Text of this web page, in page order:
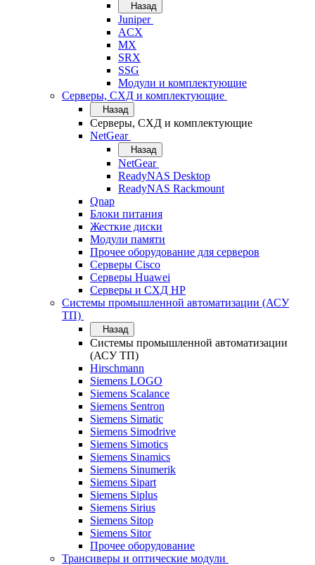
Назад
Juniper
ACX
MX
SRX
SSG
Модули и комплектующие
Серверы, СХД и комплектующие
Назад
Серверы, СХД и комплектующие
NetGear
Назад
NetGear
ReadyNAS Desktop
ReadyNAS Rackmount
Qnap
Блоки питания
Жесткие диски
Модули памяти
Прочее оборудование для серверов
Серверы Cisco
Серверы Huawei
Серверы и СХД HP
Системы промышленной автоматизации (АСУ
ТП)
Назад
Системы промышленной автоматизации
(АСУ ТП)
Hirschmann
Siemens LOGO
Siemens Scalance
Siemens Sentron
Siemens Simatic
Siemens Simodrive
Siemens Simotics
Siemens Sinamics
Siemens Sinumerik
Siemens Sipart
Siemens Siplus
Siemens Sirius
Siemens Sitop
Siemens Sitor
Прочее оборудование
Трансиверы и оптические модули